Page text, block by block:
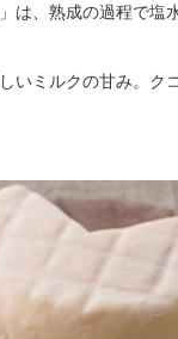
は、熟成の過程で塩
ミルクの甘み。ク